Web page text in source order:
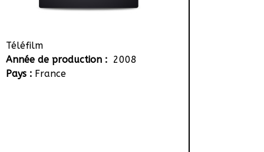
Téléfilm
Année de production : 2008
Pays : France